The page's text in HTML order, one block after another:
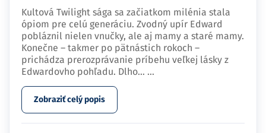
Kultová Twilight sága sa začiatkom milénia stala
ópiom pre celú generáciu. Zvodný upír Edward
pobláznil nielen vnučky, ale aj mamy a staré mamy.
Konečne – takmer po pätnástich rokoch –
prichádza prerozprávanie príbehu veľkej lásky z
Edwardovho pohľadu. Dlho… ...
Zobraziť celý popis